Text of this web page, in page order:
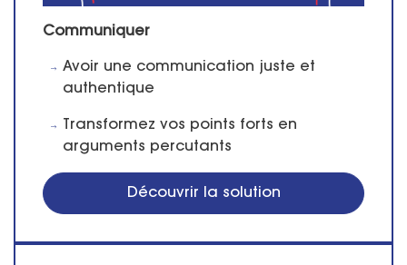
Communiquer
Avoir une communication juste et
authentique
Transformez vos points forts en
arguments percutants
Découvrir la solution